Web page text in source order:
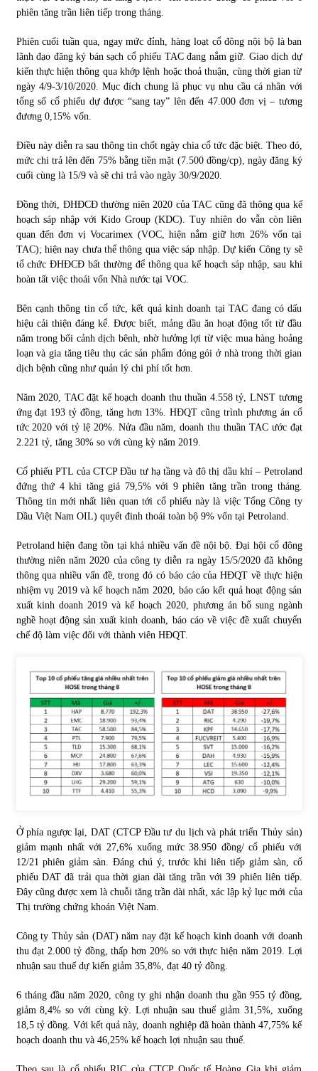
phiên tăng trần liên tiếp trong tháng.
Phiên cuối tuần qua, ngay mức đỉnh, hàng loạt cổ đông nội bộ là ban
lãnh đạo đăng ký bán sạch cổ phiếu TAC đang nắm giữ. Giao dịch dự
kiến thực hiện thông qua khớp lệnh hoặc thoả thuận, cùng thời gian từ
ngày 4/9-3/10/2020. Mục đích chung là phục vụ nhu cầu cá nhân với
tổng số cổ phiếu dự được “sang tay” lên đến 47.000 đơn vị – tương
đương 0,15% vốn.
Điều này diễn ra sau thông tin chốt ngày chia cổ tức đặc biệt. Theo đó,
mức chi trả lên đến 75% bằng tiền mặt (7.500 đồng/cp), ngày đăng ký
cuối cùng là 15/9 và sẽ chi trả vào ngày 30/9/2020.
Đồng thời, ĐHĐCĐ thường niên 2020 của TAC cũng đã thông qua kế
hoạch sáp nhập với Kido Group (KDC). Tuy nhiên do vẫn còn liên
quan đến đơn vị Vocarimex (VOC, hiện nắm giữ hơn 26% vốn tại
TAC); hiện nay chưa thể thông qua việc sáp nhập. Dự kiến Công ty sẽ
tổ chức ĐHĐCĐ bất thường để thông qua kế hoạch sáp nhập, sau khi
hoàn tất việc thoái vốn Nhà nước tại VOC.
Bên cạnh thông tin cổ tức, kết quả kinh doanh tại TAC đang có dấu
hiệu cải thiện đáng kể. Được biết, mảng dầu ăn hoạt động tốt từ đầu
năm trong bối cảnh dịch bênh, nhờ hưởng lợi từ việc mua hàng hoảng
loạn và gia tăng tiêu thụ các sản phẩm đóng gói ở nhà trong thời gian
dịch bệnh cũng như quản lý chi phí tốt hơn.
Năm 2020, TAC đặt kế hoạch doanh thu thuần 4.558 tỷ, LNST tương
ứng đạt 193 tỷ đồng, tăng hơn 13%. HĐQT cũng trình phương án cổ
tức 2020 với tỷ lệ 20%. Nửa đầu năm, doanh thu thuần TAC ước đạt
2.221 tỷ, tăng 30% so với cùng kỳ năm 2019.
Cổ phiếu PTL của CTCP Đầu tư hạ tầng và đô thị dầu khí – Petroland
đứng thứ 4 khi tăng giá 79,5% với 9 phiên tăng trần trong tháng.
Thông tin mới nhất liên quan tới cổ phiếu này là việc Tổng Công ty
Dầu Việt Nam OIL) quyết đinh thoái toàn bộ 9% vốn tại Petroland.
Petroland hiện đang tồn tại khá nhiều vấn đề nội bộ. Đại hội cổ đông
thường niên năm 2020 của công ty diễn ra ngày 15/5/2020 đã không
thông qua nhiều vấn đề, trong đó có báo cáo của HĐQT về thực hiện
nhiệm vụ 2019 và kế hoạch năm 2020, báo cáo kết quả hoạt động sản
xuất kinh doanh 2019 và kế hoạch 2020, phương án bổ sung ngành
nghề hoạt động sản xuất kinh doanh, báo cáo về việc đề xuất chuyển
chế độ làm việc đối với thành viên HĐQT.
Ở phía ngược lại, DAT (CTCP Đầu tư du lịch và phát triển Thủy sản)
giảm mạnh nhất với 27,6% xuống mức 38.950 đồng/ cổ phiếu với
12/21 phiên giảm sàn. Đáng chú ý, trước khi liên tiếp giảm sàn, cổ
phiếu DAT đã trải qua thời gian dài tăng trần với 39 phiên liên tiếp.
Đây cũng được xem là chuỗi tăng trần dài nhất, xác lập kỷ lục mới của
Thị trường chứng khoán Việt Nam.
Công ty Thủy sản (DAT) năm nay đặt kế hoạch kinh doanh với doanh
thu đạt 2.000 tỷ đồng, thấp hơn 20% so với thực hiện năm 2019. Lợi
nhuận sau thuế dự kiến giảm 35,8%, đạt 40 tỷ đồng.
6 tháng đầu năm 2020, công ty ghi nhận doanh thu gần 955 tỷ đồng,
giảm 8,4% so với cùng kỳ. Lợi nhuận sau thuế giảm 31,5%, xuống
18,5 tỷ đồng. Với kết quả này, doanh nghiệp đã hoàn thành 47,75% kế
hoạch doanh thu và 46,25% kế hoạch lợi nhuận sau thuế.